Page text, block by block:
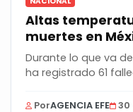
Altas
muertes en
Durante lo que va
ha registrado 61
PorAGENCIA EFE 30